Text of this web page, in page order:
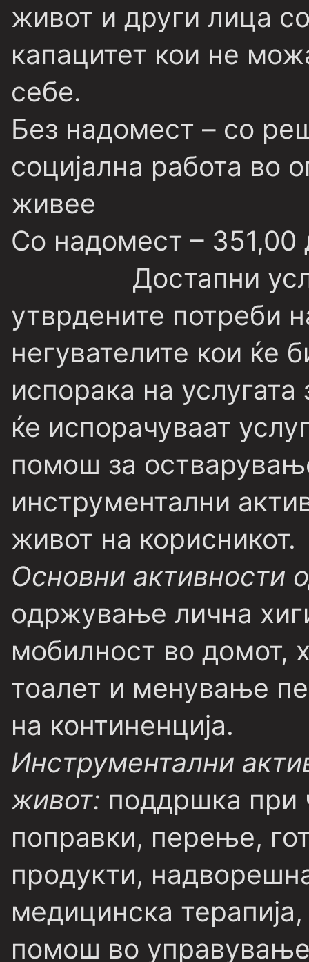
живот и други лица
капацитет кои не
себе.
Без надомест – со
социјална работа во
живее
Со надомест – 351,00
Достапни
утврдените потреби
негувателите кои ќе
испорака на
ќе испорачуваат
помош за
инструментални
живот на корисникот.
Основни активности
одржување лична
мобилност во домот,
тоалет и менување
на континенција.
Инструментални
живот: поддршка
поправки, перење,
продукти,
медицинска
помош во